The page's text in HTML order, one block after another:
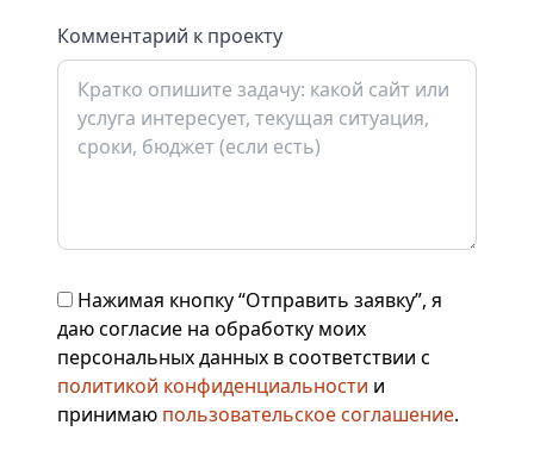
Комментарий к проекту
Нажимая кнопку “Отправить заявку”, я
даю согласие на обработку моих
персональных данных в соответствии с
политикой конфиденциальности и
принимаю пользовательское соглашение.